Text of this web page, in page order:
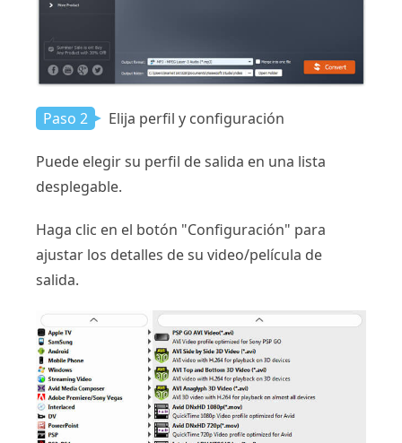
Paso 2 Elija perfil y configuración
Puede elegir su perfil de salida en una lista
desplegable.
Haga clic en el botón "Configuración" para
ajustar los detalles de su video/película de
salida.